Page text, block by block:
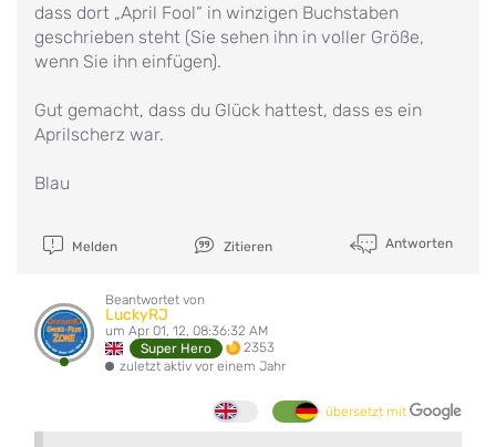
dass dort „April Fool“ in winzigen Buchstaben
geschrieben steht (Sie sehen ihn in voller Größe,
wenn Sie ihn einfügen).
Gut gemacht, dass du Glück hattest, dass es ein
Aprilscherz war.
Blau
Melden Zitieren Antworten
Beantwortet von
LuckyRJ
um Apr 01, 12, 08:36:32 AM
Super Hero
2353
zuletzt aktiv vor einem Jahr
übersetzt mit